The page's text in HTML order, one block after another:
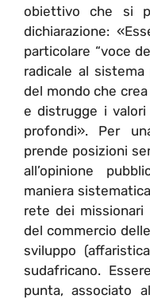
obiettivo che si
dichiarazione:
particolare “voce
radicale al
del mondo che
e distrugge i
profondi». Per
prende posizioni
all’opinione
maniera
rete dei
del commercio
sviluppo
sudafricano.
punta, associato